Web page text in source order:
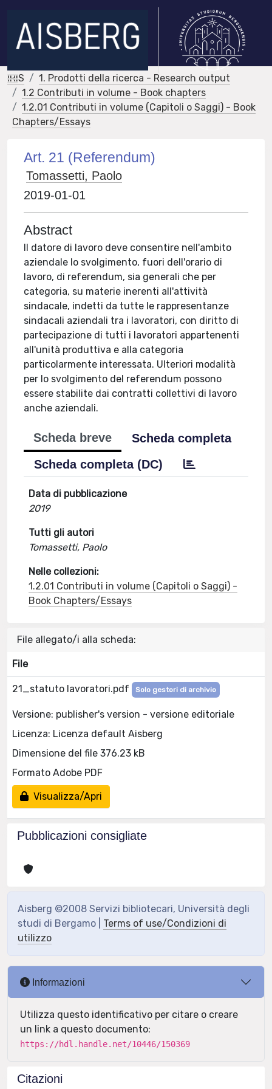
IRIS
1. Prodotti della ricerca - Research output
1.2 Contributi in volume - Book chapters
1.2.01 Contributi in volume (Capitoli o Saggi) - Book
Chapters/Essays
Art. 21 (Referendum)
Tomassetti, Paolo
2019-01-01
Abstract
Il datore di lavoro deve consentire nell'ambito
aziendale lo svolgimento, fuori dell'orario di
lavoro, di referendum, sia generali che per
categoria, su materie inerenti all'attività
sindacale, indetti da tutte le rappresentanze
sindacali aziendali tra i lavoratori, con diritto di
partecipazione di tutti i lavoratori appartenenti
all'unità produttiva e alla categoria
particolarmente interessata. Ulteriori modalità
per lo svolgimento del referendum possono
essere stabilite dai contratti collettivi di lavoro
anche aziendali.
Scheda breve
Scheda completa
Scheda completa (DC)
Data di pubblicazione
2019
Tutti gli autori
Tomassetti, Paolo
Nelle collezioni:
1.2.01 Contributi in volume (Capitoli o Saggi) -
Book Chapters/Essays
File allegato/i alla scheda:
File
21_statuto lavoratori.pdf Solo gestori di archivio
Versione: publisher's version - versione editoriale
Licenza: Licenza default Aisberg
Dimensione del file 376.23 kB
Formato Adobe PDF
Visualizza/Apri
Pubblicazioni consigliate
Aisberg ©2008 Servizi bibliotecari, Università degli
studi di Bergamo | Terms of use/Condizioni di
utilizzo
Informazioni
Utilizza questo identificativo per citare o creare
un link a questo documento:
https://hdl.handle.net/10446/150369
Citazioni